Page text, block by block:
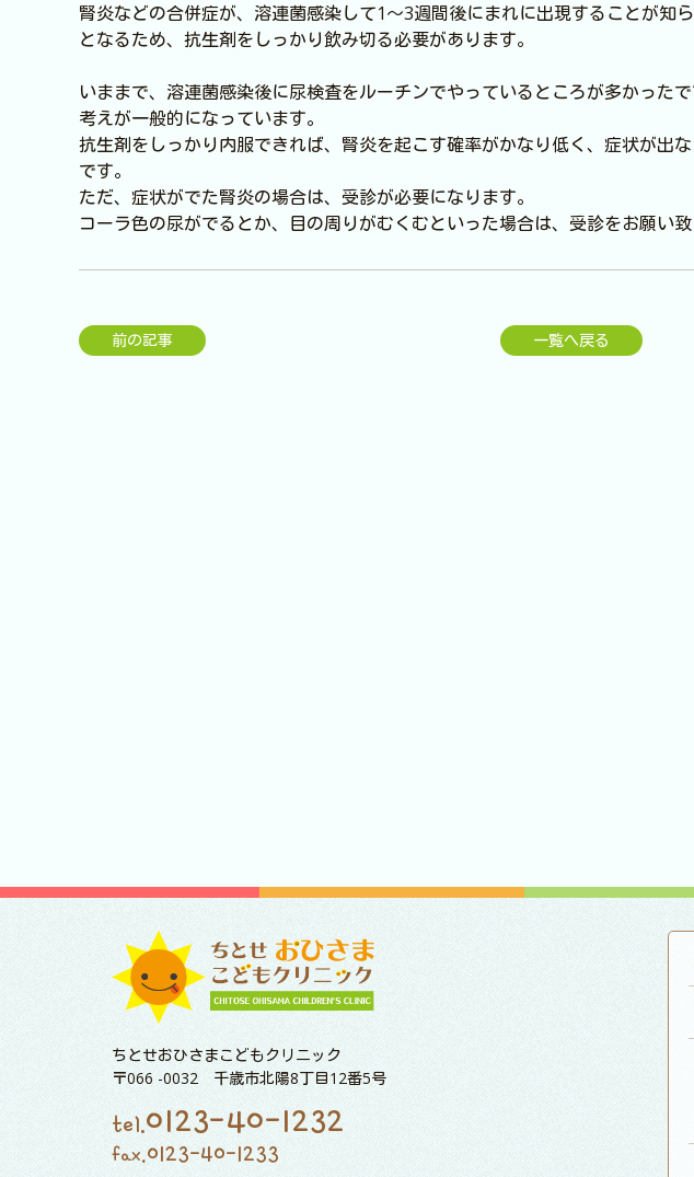
腎炎などの合併症が、溶連菌感染して1～3週間後にまれに出現することが知
となるため、抗生剤をしっかり飲み切る必要があります。
いままで、溶連菌感染後に尿検査をルーチンでやっているところが多かった
考えが一般的になっています。
抗生剤をしっかり内服できれば、腎炎を起こす確率がかなり低く、症状が出
です。
ただ、症状がでた腎炎の場合は、受診が必要になります。
コーラ色の尿がでるとか、目の周りがむくむといった場合は、受診をお願い致
前の記事 一覧へ戻る
ちとせおひさまこどもクリニック
〒066 -0032 千歳市北陽8丁目12番5号
tel.0123-40-1232
fax.0123-40-1233